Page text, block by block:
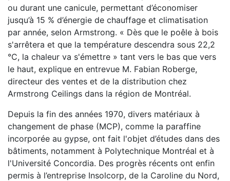
ou durant une canicule, permettant d’économiser
jusqu’à 15 % d’énergie de chauffage et climatisation
par année, selon Armstrong. « Dès que le poêle à bois
s'arrêtera et que la température descendra sous 22,2
°C, la chaleur va s'émettre » tant vers le bas que vers
le haut, explique en entrevue M. Fabian Roberge,
directeur des ventes et de la distribution chez
Armstrong Ceilings dans la région de Montréal.
Depuis la fin des années 1970, divers matériaux à
changement de phase (MCP), comme la paraffine
incorporée au gypse, ont fait l'objet d’études dans des
bâtiments, notamment à Polytechnique Montréal et à
l'Université Concordia. Des progrès récents ont enfin
permis à l’entreprise Insolcorp, de la Caroline du Nord,